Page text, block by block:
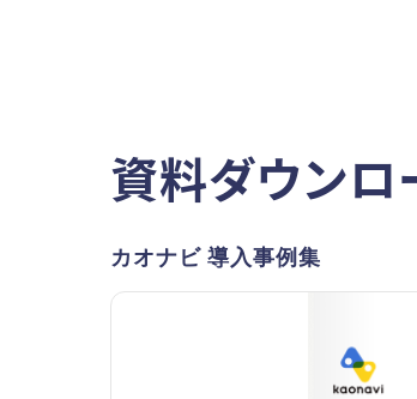
資料ダウンロ
カオナビ 導入事例集